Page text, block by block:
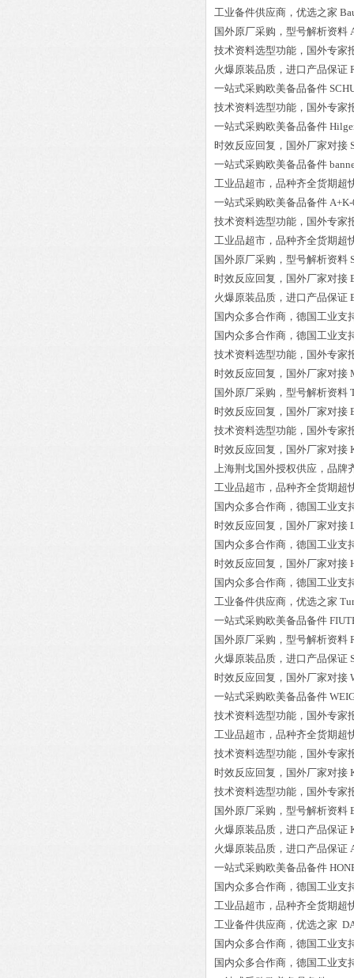
工业备件供应商，优选之家
国外原厂采购，型号解析资料
技术资料选型功能，国外专家
火爆原装品质，进口产品保证
一站式采购欧美备品备件
技术资料选型功能，国外专家
一站式采购欧美备品备件
时效反应回复，国外厂家对接
一站式采购欧美备品备件
工业品超市，品种齐全货期超
一站式采购欧美备品备件
技术资料选型功能，国外专家
工业品超市，品种齐全货期超
国外原厂采购，型号解析资料
时效反应回复，国外厂家对接
火爆原装品质，进口产品保证
国内众多合作商，德国工业支
国内众多合作商，德国工业支
技术资料选型功能，国外专家
时效反应回复，国外厂家对接
国外原厂采购，型号解析资料
时效反应回复，国外厂家对接
技术资料选型功能，国外专家
时效反应回复，国外厂家对接
上海荆戈国外授权供应，品牌
工业品超市，品种齐全货期超
国内众多合作商，德国工业支
时效反应回复，国外厂家对接
国内众多合作商，德国工业支
时效反应回复，国外厂家对接
国内众多合作商，德国工业支
工业备件供应商，优选之家
一站式采购欧美备品备件
国外原厂采购，型号解析资料
火爆原装品质，进口产品保证
时效反应回复，国外厂家对接
一站式采购欧美备品备件
技术资料选型功能，国外专家
工业品超市，品种齐全货期超
技术资料选型功能，国外专家
时效反应回复，国外厂家对接
技术资料选型功能，国外专家
国外原厂采购，型号解析资料
火爆原装品质，进口产品保证
火爆原装品质，进口产品保证
一站式采购欧美备品备件
国内众多合作商，德国工业支
工业品超市，品种齐全货期超
工业备件供应商，优选之家
国内众多合作商，德国工业支
国内众多合作商，德国工业支